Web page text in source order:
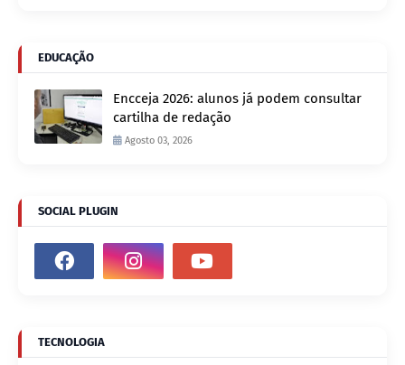
EDUCAÇÃO
Encceja 2026: alunos já podem consultar
cartilha de redação
Agosto 03, 2026
SOCIAL PLUGIN
TECNOLOGIA